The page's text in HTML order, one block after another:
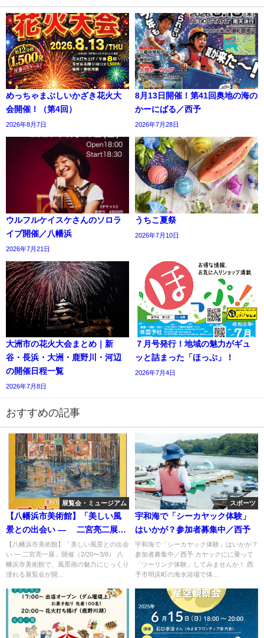
めっちゃまぶしいかざき花火大
会開催！（第4回）
2026年8月7日
8月13日開催！第41回奥地の海の
かーにばる／西予
2026年7月28日
ウルフルケイスケさんのソロラ
イブ開催／八幡浜
2026年7月21日
うちこ夏祭
2026年7月10日
大洲市の花火大会まとめ｜新
谷・長浜・大洲・鹿野川・河辺
の開催日程一覧
2026年7月8日
７月号発行！地域の魅力がギュ
ッと詰まった「ほっぷ」！
2026年7月4日
おすすめの記事
展覧会・ミュージアム
【八幡浜市美術館】「美しい風
景との出会い ― 二宮亮二展」
開催
【八幡浜市美術館】「美しい風景との出会
い ― 二宮亮一展」開催（2/20〜3/8） 八
幡浜市美術館で、風景画の魅力にじっくり
浸れる展覧会が開...
スポーツ
宇和海で「シーカヤック体験」
はいかが？参加者募集中／西予
宇和海で「シーカヤック体験」はいかが？
参加者募集中／西予 カヤックにに乗って
「ツーリング体験」してみませんか！ 西
予市明浜町の海水浴場で体...